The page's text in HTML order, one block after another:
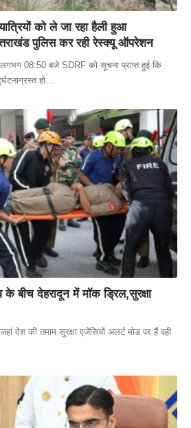
को ले जा रहा हैली हुआ
पुलिस कर रही रेस्क्यू ऑपरेशन
लगभग 08:50 बजे SDRF को सूचना प्राप्त हुई कि
हो…
बीच देहरादून में मॉक ड्रिल,सुरक्षा
देश की तमाम सुरक्षा एजेंसियों अलर्ट मोड पर हैं वही